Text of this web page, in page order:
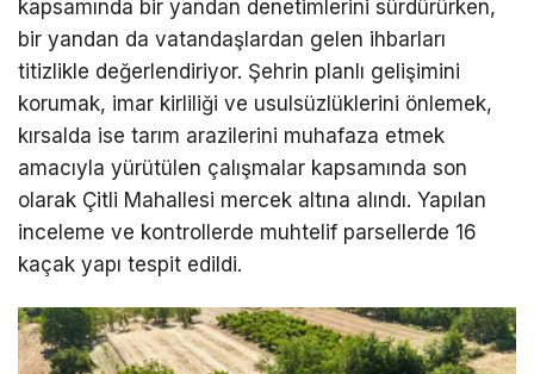
kapsamında bir yandan denetimlerini sürdürürken,
bir yandan da vatandaşlardan gelen ihbarları
titizlikle değerlendiriyor. Şehrin planlı gelişimini
korumak, imar kirliliği ve usulsüzlüklerini önlemek,
kırsalda ise tarım arazilerini muhafaza etmek
amacıyla yürütülen çalışmalar kapsamında son
olarak Çitli Mahallesi mercek altına alındı. Yapılan
inceleme ve kontrollerde muhtelif parsellerde 16
kaçak yapı tespit edildi.